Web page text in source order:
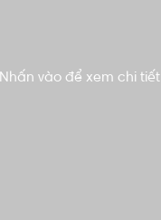
Nhấn vào để xem chi tiết